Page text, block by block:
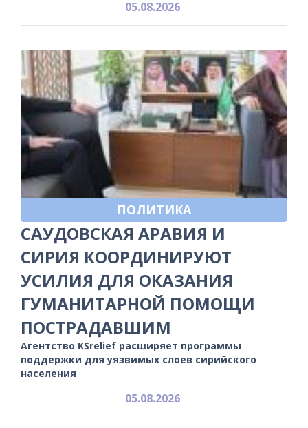
05.08.2026
ПОЛИТИКА
САУДОВСКАЯ АРАВИЯ И
СИРИЯ КООРДИНИРУЮТ
УСИЛИЯ ДЛЯ ОКАЗАНИЯ
ГУМАНИТАРНОЙ ПОМОЩИ
ПОСТРАДАВШИМ
Агентство KSrelief расширяет программы
поддержки для уязвимых слоев сирийского
населения
05.08.2026